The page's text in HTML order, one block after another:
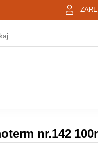
nr.142